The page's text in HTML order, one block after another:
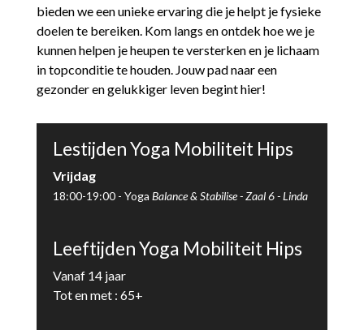
bieden we een unieke ervaring die je helpt je fysieke
doelen te bereiken. Kom langs en ontdek hoe we je
kunnen helpen je heupen te versterken en je lichaam
in topconditie te houden. Jouw pad naar een
gezonder en gelukkiger leven begint hier!
Lestijden Yoga Mobiliteit Hips
Vrijdag
18:00-19:00 - Yoga Balance & Stabilise -Zaal 6-Linda
Leeftijden Yoga Mobiliteit Hips
Vanaf 14 jaar
Tot en met : 65+